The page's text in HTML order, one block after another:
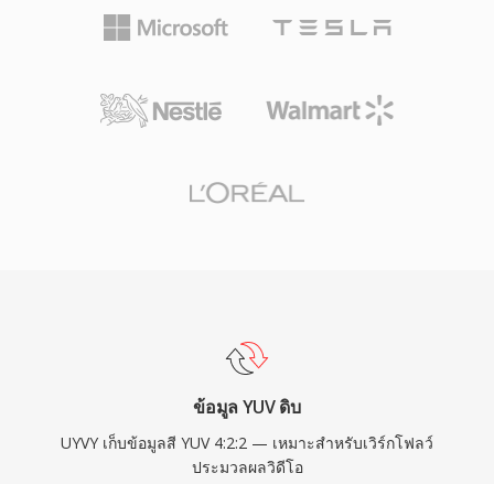
ข้อมูล YUV ดิบ
UYVY เก็บข้อมูลสี YUV 4:2:2 — เหมาะสำหรับเวิร์กโฟลว์
ประมวลผลวิดีโอ